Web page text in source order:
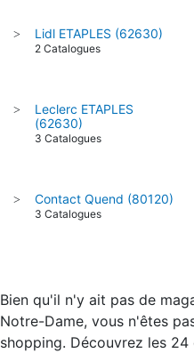
> Lidl ETAPLES (62630)
2 Catalogues
>
Leclerc ETAPLES
(62630)
3 Catalogues
> Contact Quend (80120)
3 Catalogues
Bien qu'il n'y ait pas de
Notre-Dame, vous n'êtes
shopping. Découvrez les